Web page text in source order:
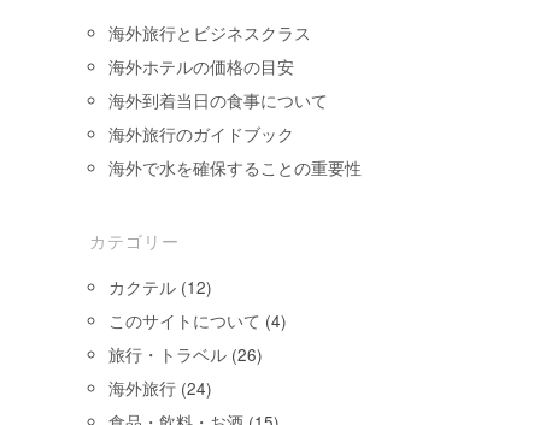
海外旅行とビジネスクラス
海外ホテルの価格の目安
海外到着当日の食事について
海外旅行のガイドブック
海外で水を確保することの重要性
カテゴリー
カクテル (12)
このサイトについて (4)
旅行・トラベル (26)
海外旅行 (24)